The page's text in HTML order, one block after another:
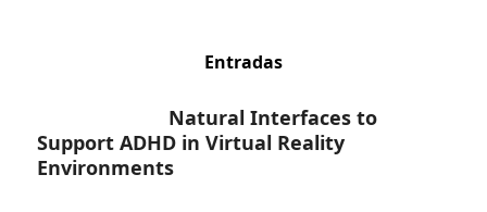
Entradas
Natural Interfaces to
Support ADHD in Virtual Reality
Environments